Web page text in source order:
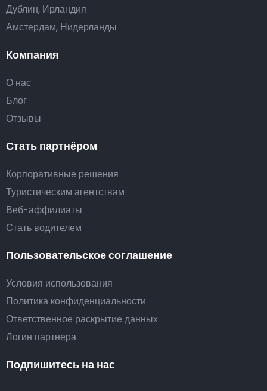
Компания
О нас
Блог
Отзывы
Стать партнёром
Корпоративные решения
Туристическим агентствам
Веб-аффилиаты
Стать водителем
Пользовательское соглашение
Условия использования
Политика конфиденциальности
Ответственное раскрытие данных
Логин партнера
Дублин, Ирландия
Амстердам, Нидерланды
Подпишитесь на нас